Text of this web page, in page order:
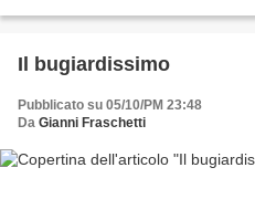
Il bugiardissimo
Pubblicato su 05/10/PM 23:48
Da Gianni Fraschetti